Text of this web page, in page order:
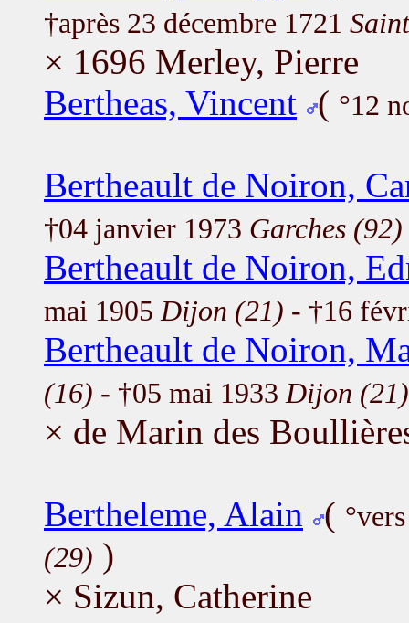
†après 23 décembre 1721
× 1696 Merley, Pierre
Bertheas, Vincent ( °12
Bertheault de Noiron,
†04 janvier 1973 Garches (92)
Bertheault de Noiron,
mai 1905 Dijon (21) - †16
Bertheault de Noiron,
(16) - †05 mai 1933 Dijon (21)
× de Marin des
Bertheleme, Alain (
(29) )
× Sizun, Catherine